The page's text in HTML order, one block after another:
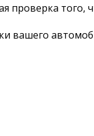
проверка
вашего